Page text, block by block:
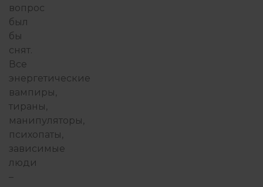
вопрос
был
бы
снят.
Все
энергетические
вампиры,
тираны,
манипуляторы,
психопаты,
зависимые
люди
–